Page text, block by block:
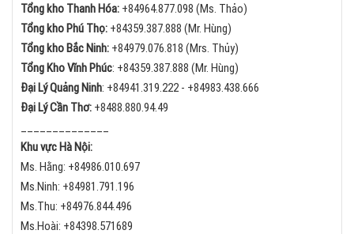
Tổng kho Thanh Hóa: +84964.877.098 (Ms. Thảo)
Tổng kho Phú Thọ: +84359.387.888 (Mr. Hùng)
Tổng kho Bắc Ninh: +84979.076.818 (Mrs. Thủy)
Tổng Kho Vĩnh Phúc: +84359.387.888 (Mr. Hùng)
Đại Lý Quảng Ninh: +84941.319.222 - +84983.438.666
Đại Lý Cần Thơ: +8488.880.94.49
Khu vực Hà Nội:
Ms. Hằng: +84986.010.697
Ms.Ninh: +84981.791.196
Ms.Thu: +84976.844.496
Ms.Hoài: +84398.571689